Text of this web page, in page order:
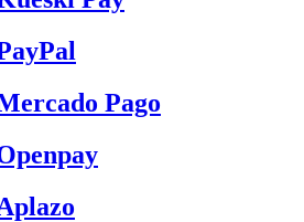
Pago